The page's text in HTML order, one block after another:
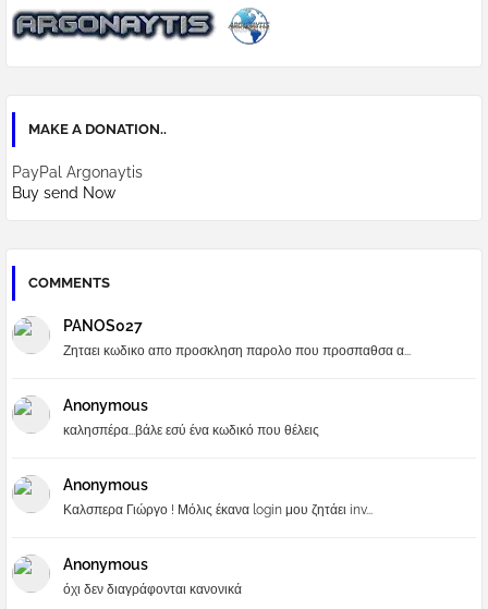
MAKE A DONATION..
PayPal Argonaytis
Buy send Now
COMMENTS
PANOS027
Ζηταει κωδικο απο προσκληση παρολο που προσπαθσα α...
Anonymous
καλησπέρα...βάλε εσύ ένα κωδικό που θέλεις
Anonymous
Καλσπερα Γιώργο ! Μόλις έκανα login μου ζητάει inv...
Anonymous
όχι δεν διαγράφονται κανονικά